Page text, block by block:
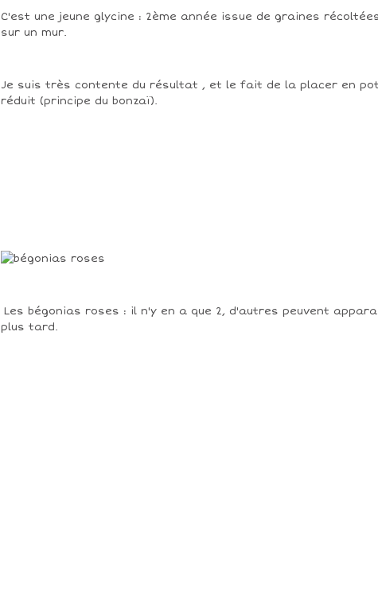
C'est une jeune glycine : 2ème année issue de graines
sur un mur.
Je suis très contente du résultat , et le fait de la placer en
réduit (principe du bonzaï).
Les bégonias roses : il n'y en a que 2, d'autres peuvent
plus tard.